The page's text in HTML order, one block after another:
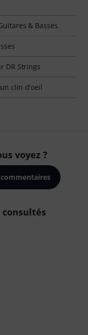
& Basses
DR Strings
clin d'oeil
voyez ?